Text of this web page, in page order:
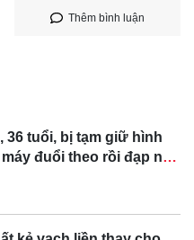
Thêm bình luận
36 tuổi, bị tạm giữ hình
đuổi theo rồi đạp ngã